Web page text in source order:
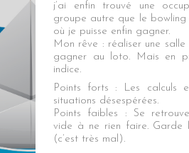
j’ai enfin trouvé une
groupe autre que le
où je puisse enfin gagner.
Mon rêve : réaliser une salle
gagner au loto. Mais en
indice.
Points forts : Les calculs
situations désespérées.
Points faibles : Se
vide à ne rien faire. Garde
(c’est très mal).